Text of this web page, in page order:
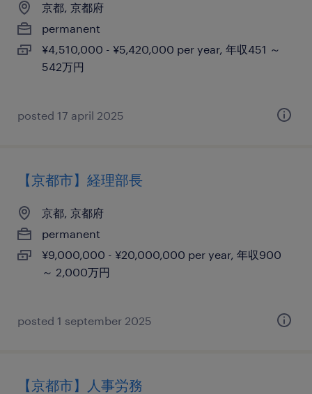
京都, 京都府
permanent
¥4,510,000 - ¥5,420,000 per year, 年収451 ～
542万円
posted 17 april 2025
【京都市】経理部長
京都, 京都府
permanent
¥9,000,000 - ¥20,000,000 per year, 年収900
～ 2,000万円
posted 1 september 2025
【京都市】人事労務